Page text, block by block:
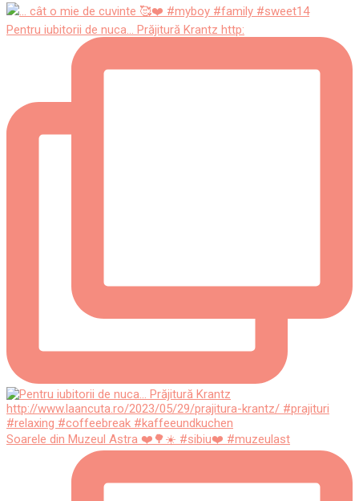
Pentru iubitorii de nuca... Prăjitură Krantz http:
Soarele din Muzeul Astra ❤️🌳☀️ #sibiu❤️ #muzeulast